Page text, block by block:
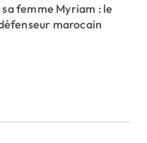
femme Myriam : le
marocain